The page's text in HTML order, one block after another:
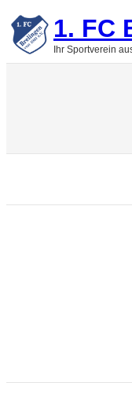
Zum
Inhalt
springen1. FC
Ihr Sportverein